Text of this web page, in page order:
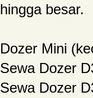
hingga besar.
Dozer Mini
Sewa Dozer
Sewa Dozer